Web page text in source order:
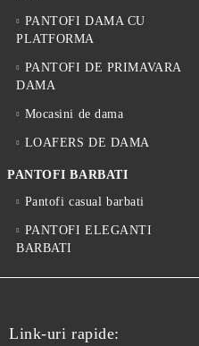
PANTOFI DAMA CU
PLATFORMA
PANTOFI DE PRIMAVARA
DAMA
Mocasini de dama
LOAFERS DE DAMA
PANTOFI BARBATI
Pantofi casual barbati
PANTOFI ELEGANTI
BARBATI
Link-uri rapide: